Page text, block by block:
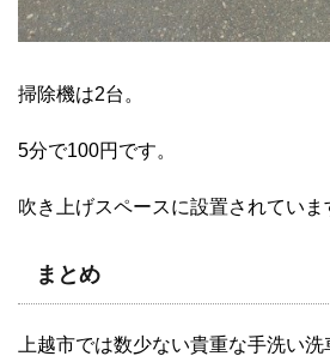
掃除機は2台。
5分で100円です。
吹き上げスペースに設置されていま
まとめ
上越市では数少ない貴重な手洗い洗